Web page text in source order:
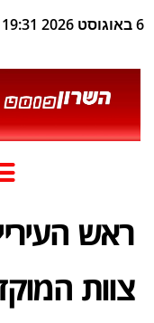
6 באוגוסט 2026 19:31
ראש
צוות